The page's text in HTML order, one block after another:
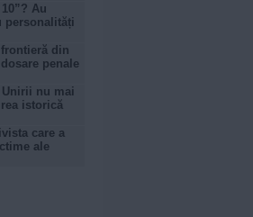
Au
personalități
din
penale
nu mai
istorică
care a
ale